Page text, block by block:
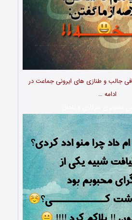
جالب و طنازی های ایرونی جماعت در
ادامه …